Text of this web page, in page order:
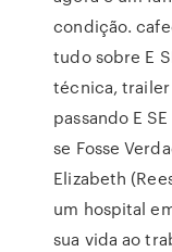
condição.
tudo sobre E
técnica,
passando E SE
se Fosse
Elizabeth
um hospital
sua vida ao